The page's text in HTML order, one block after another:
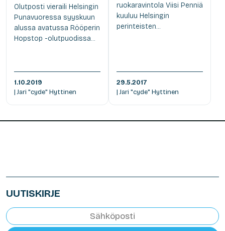
Olutposti vieraili Helsingin
Punavuoressa syyskuun
alussa avatussa Rööperin
Hopstop -olutpuodissa...
1.10.2019
| Jari "cyde" Hyttinen
ruokaravintola Viisi Penniä
kuuluu Helsingin
perinteisten...
29.5.2017
| Jari "cyde" Hyttinen
UUTISKIRJE